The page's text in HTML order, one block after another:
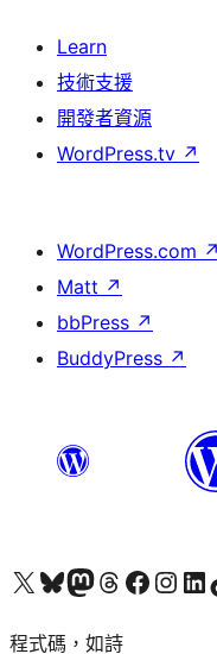
Learn
技術支援
開發者資源
WordPress.tv ↗
WordPress.com ↗
Matt ↗
bbPress ↗
BuddyPress ↗
查看我們的 X (之前的 Twitter) 帳號造訪我們的 Bluesky 帳號造訪我們的 Mastodon 帳號造訪我們的 Threads 帳號 造訪我們的 Facebook 粉絲專頁Visit ourVisit 造
程式碼，如詩